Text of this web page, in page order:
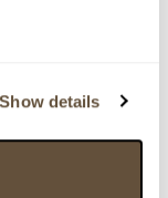
Show details
aukci